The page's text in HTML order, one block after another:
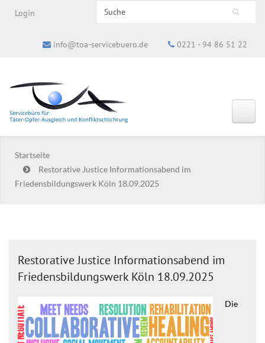
Login Suchformular
Search this site
info@toa-servicebuero.de 0221 - 94 86 51 22
Startseite
Restorative Justice Informationsabend im
Friedensbildungswerk Köln 18.09.2025
Restorative Justice Informationsabend im
Friedensbildungswerk Köln 18.09.2025
Die